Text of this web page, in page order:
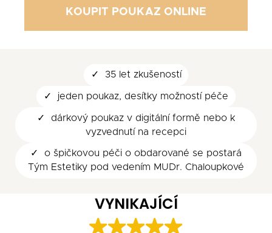
KOUPIT POUKAZ ONLINE
35 let zkušeností
jeden poukaz, desítky možností péče
dárkový poukaz v digitální formě nebo k
vyzvednutí na recepci
o špičkovou péči o obdarované se postará
Tým Estetiky pod vedením MUDr. Chaloupkové
VYNIKAJÍCÍ